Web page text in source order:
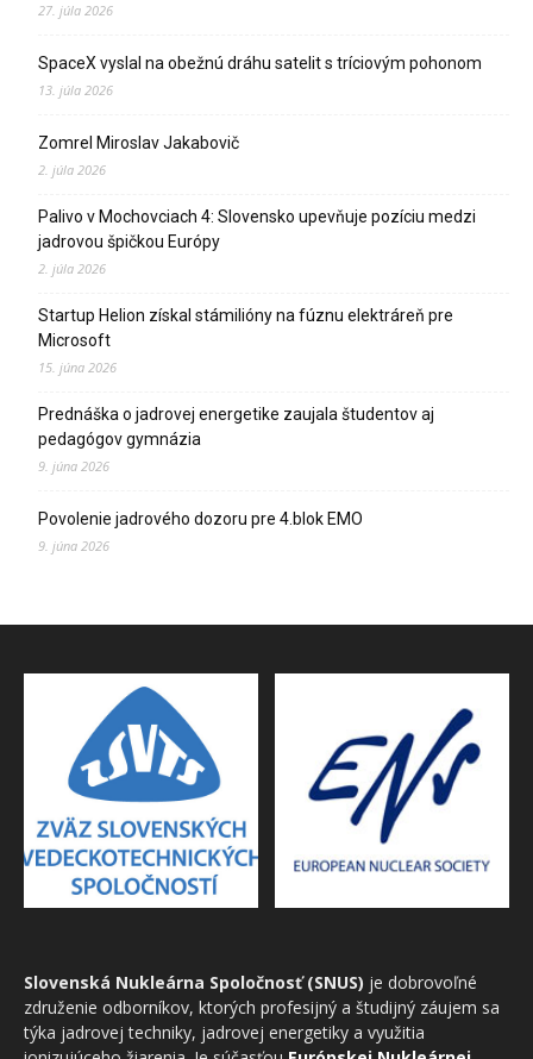
27. júla 2026
SpaceX vyslal na obežnú dráhu satelit s tríciovým pohonom
13. júla 2026
Zomrel Miroslav Jakabovič
2. júla 2026
Palivo v Mochovciach 4: Slovensko upevňuje pozíciu medzi
jadrovou špičkou Európy
2. júla 2026
Startup Helion získal stámilióny na fúznu elektráreň pre
Microsoft
15. júna 2026
Prednáška o jadrovej energetike zaujala študentov aj
pedagógov gymnázia
9. júna 2026
Povolenie jadrového dozoru pre 4.blok EMO
9. júna 2026
Slovenská Nukleárna Spoločnosť (SNUS) je dobrovoľné
združenie odborníkov, ktorých profesijný a študijný záujem sa
týka jadrovej techniky, jadrovej energetiky a využitia